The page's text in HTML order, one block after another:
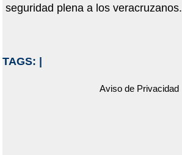
seguridad plena a los veracruzanos.
TAGS:
Aviso de Privacidad